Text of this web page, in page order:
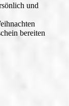
und
bereiten